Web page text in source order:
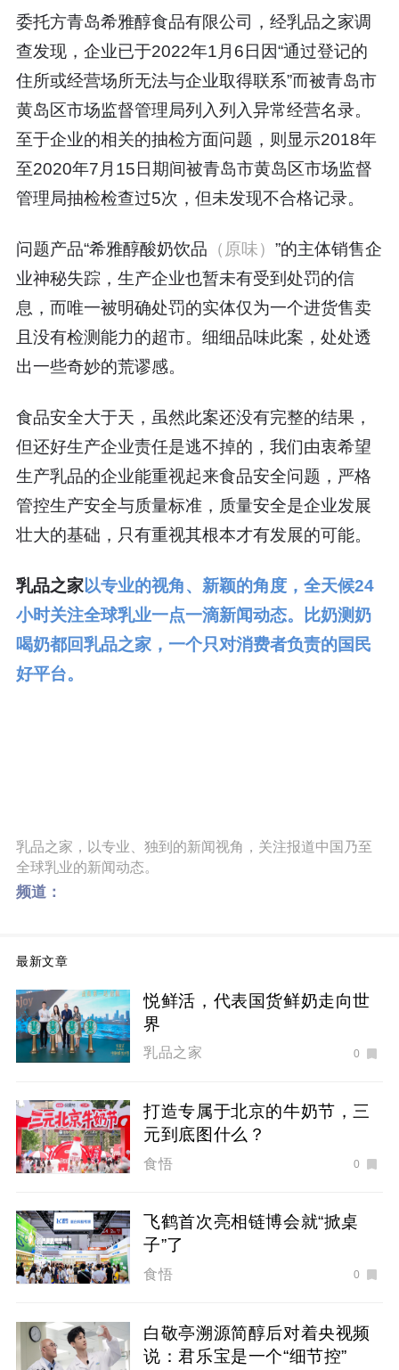
委托方青岛希雅醇食品有限公司，经乳品之家调
查发现，企业已于2022年1月6日因“通过登记的
住所或经营场所无法与企业取得联系”而被青岛市
黄岛区市场监督管理局列入列入异常经营名录。
至于企业的相关的抽检方面问题，则显示2018年
至2020年7月15日期间被青岛市黄岛区市场监督
管理局抽检检查过5次，但未发现不合格记录。
问题产品“希雅醇酸奶饮品 （原味） ”的主体销售企
业神秘失踪，生产企业也暂未有受到处罚的信
息，而唯一被明确处罚的实体仅为一个进货售卖
且没有检测能力的超市。细细品味此案，处处透
出一些奇妙的荒谬感。
食品安全大于天，虽然此案还没有完整的结果，
但还好生产企业责任是逃不掉的，我们由衷希望
生产乳品的企业能重视起来食品安全问题，严格
管控生产安全与质量标准，质量安全是企业发展
壮大的基础，只有重视其根本才有发展的可能。
乳品之家以专业的视角、新颖的角度，全天候24
小时关注全球乳业一点一滴新闻动态。比奶测奶
喝奶都回乳品之家，一个只对消费者负责的国民
好平台。
乳品之家，以专业、独到的新闻视角，关注报道中国乃至
全球乳业的新闻动态。
频道：
最新文章
悦鲜活，代表国货鲜奶走向世
界
乳品之家 0
打造专属于北京的牛奶节，三
元到底图什么？
食悟 0
飞鹤首次亮相链博会就“掀桌
子”了
食悟 0
白敬亭溯源简醇后对着央视频
说：君乐宝是一个“细节控”